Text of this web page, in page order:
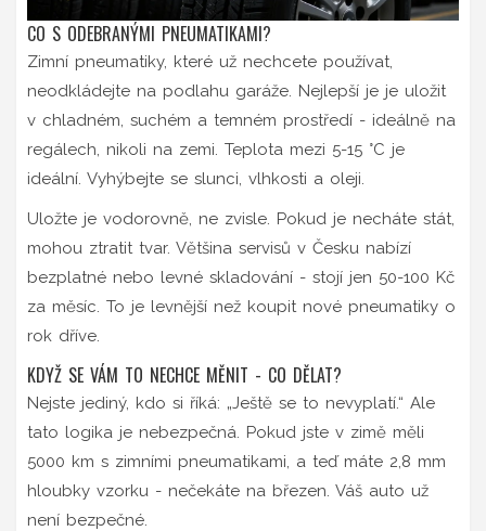
CO S ODEBRANÝMI PNEUMATIKAMI?
Zimní pneumatiky, které už nechcete používat,
neodkládejte na podlahu garáže. Nejlepší je je uložit
v chladném, suchém a temném prostředí - ideálně na
regálech, nikoli na zemi. Teplota mezi 5-15 °C je
ideální. Vyhýbejte se slunci, vlhkosti a oleji.
Uložte je vodorovně, ne zvisle. Pokud je necháte stát,
mohou ztratit tvar. Většina servisů v Česku nabízí
bezplatné nebo levné skladování - stojí jen 50-100 Kč
za měsíc. To je levnější než koupit nové pneumatiky o
rok dříve.
KDYŽ SE VÁM TO NECHCE MĚNIT - CO DĚLAT?
Nejste jediný, kdo si říká: „Ještě se to nevyplatí.“ Ale
tato logika je nebezpečná. Pokud jste v zimě měli
5000 km s zimními pneumatikami, a teď máte 2,8 mm
hloubky vzorku - nečekáte na březen. Váš auto už
není bezpečné.